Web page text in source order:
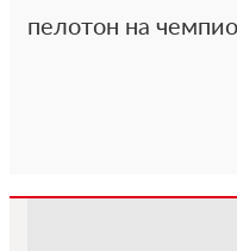
пелотон на